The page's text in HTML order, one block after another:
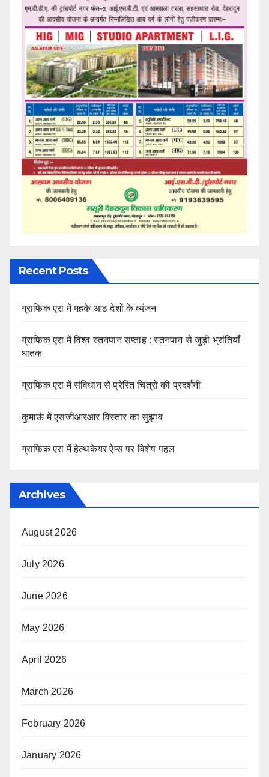
Recent Posts
ग्राफिक एरा में महके आठ देशों के व्यंजन
ग्राफिक एरा में विश्व स्तनपान सप्ताह : स्तनपान से जुड़ी भ्रांतियाँ
घातक
ग्राफिक एरा में संविधान से प्रेरित चित्रों की प्रदर्शनी
कुमाऊं में एसजीआरआर विस्तार का सुझाव
ग्राफिक एरा में हेल्थकेयर ऐप्स पर विशेष पहल
Archives
August 2026
July 2026
June 2026
May 2026
April 2026
March 2026
February 2026
January 2026